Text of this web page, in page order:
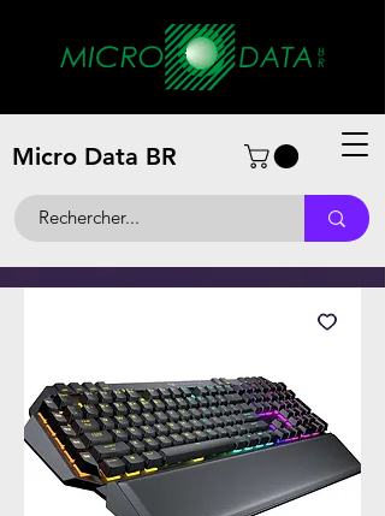
Micro Data BR